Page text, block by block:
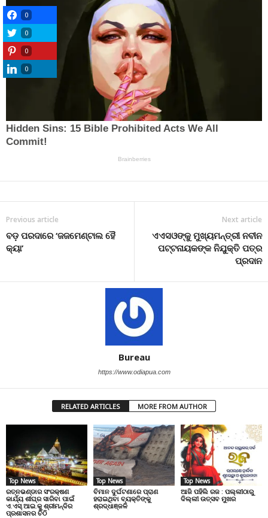
Previous article
ବଡ଼ ପରଦାରେ ‘ଜଜମେଣ୍ଟାଲ ହୈ
କ୍ୟା’
Next article
ଏଏସଓଙ୍କୁ ମୁଖ୍ୟମନ୍ତ୍ରୀ ନବୀନ
ପଟ୍ଟନାୟକଙ୍କ ନିଯୁକ୍ତି ପତ୍ର
ପ୍ରଦାନ
Bureau
https://www.odiapua.com
RELATED ARTICLES MORE FROM AUTHOR
Top News
ରତ୍ନଭଣ୍ଡାର ସଂରକ୍ଷଣ
କାର୍ଯ୍ୟ ଶୀଘ୍ର ସାରିବା ପାଇଁ
ଏ.ଏସ୍.ଆଇ.କୁ ଶ୍ରୀମନ୍ଦିର
ପ୍ରଶାସନର ଚିଠି
Top News
ବିମାନ ଦୁର୍ଘଟଣାରେ ପ୍ରାଣ
ହରାଇଥିବା ବ୍ୟକ୍ତିଙ୍କୁ
ଶ୍ରଦ୍ଧାଞ୍ଜଳି
Top News
ଆଜି ପହିଲି ରଜ : ପଲ୍ଲୀଠାରୁ
ଦିଲ୍ଲୀ ଉତ୍ସବ ମୁଖର
0
0
0
0